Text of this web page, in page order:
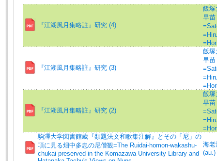
『江湖風月集略註』研究 (4)
飯
早
『江湖風月集略註』研究 (3)
飯
早
『江湖風月集略註』研究 (2)
飯
早
駒澤大学図書館蔵『類題法文和歌集注解』とその「尼」の
項に見る畑中多忠の尼僧観=The Ruidai-homon-wakashu-
chukai preserved in the Komazawa University Library and
海老
(au.)